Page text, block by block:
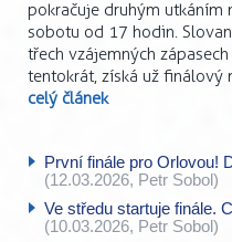
pokračuje druhým utkáním
sobotu od 17 hodin.
třech vzájemných
tentokrát, získá už finálový
celý článek
První finále pro Orlovou!
(12.03.2026, Petr Sobol)
Ve středu startuje finále.
(10.03.2026, Petr Sobol)